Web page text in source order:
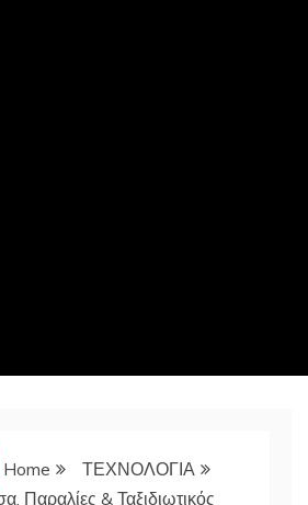
Home
ΤΕΧΝΟΛΟΓΙΑ
Παραλίες & Ταξιδιωτικός